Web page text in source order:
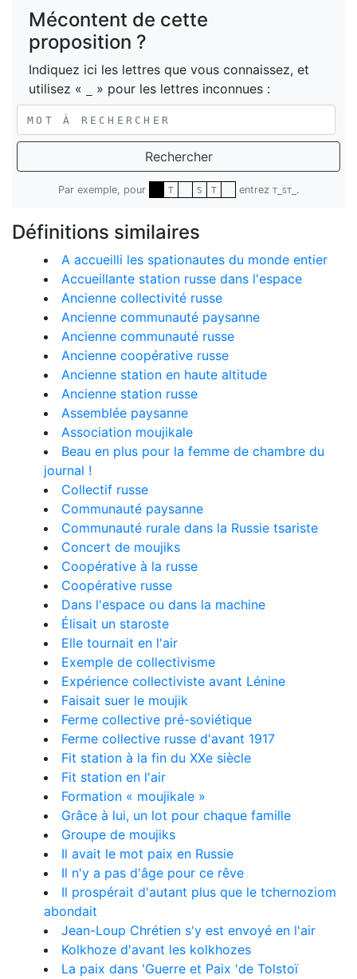
Mécontent de cette
proposition ?
Indiquez ici les lettres que vous connaissez, et
utilisez «
» pour les lettres inconnues :
Rechercher
Par exemple, pour T S T entrez T_ST_ .
Définitions similaires
A accueilli les spationautes du monde entier
Accueillante station russe dans l'espace
Ancienne collectivité russe
Ancienne communauté paysanne
Ancienne communauté russe
Ancienne coopérative russe
Ancienne station en haute altitude
Ancienne station russe
Assemblée paysanne
Association moujikale
Beau en plus pour la femme de chambre du
journal !
Collectif russe
Communauté paysanne
Communauté rurale dans la Russie tsariste
Concert de moujiks
Coopérative à la russe
Coopérative russe
Dans l'espace ou dans la machine
Élisait un staroste
Elle tournait en l'air
Exemple de collectivisme
Expérience collectiviste avant Lénine
Faisait suer le moujik
Ferme collective pré-soviétique
Ferme collective russe d'avant 1917
Fit station à la fin du XXe siècle
Fit station en l'air
Formation « moujikale »
Grâce à lui, un lot pour chaque famille
Groupe de moujiks
Il avait le mot paix en Russie
Il n'y a pas d'âge pour ce rêve
Il prospérait d'autant plus que le tchernoziom
abondait
Jean-Loup Chrétien s'y est envoyé en l'air
Kolkhoze d'avant les kolkhozes
La paix dans 'Guerre et Paix 'de Tolstoï